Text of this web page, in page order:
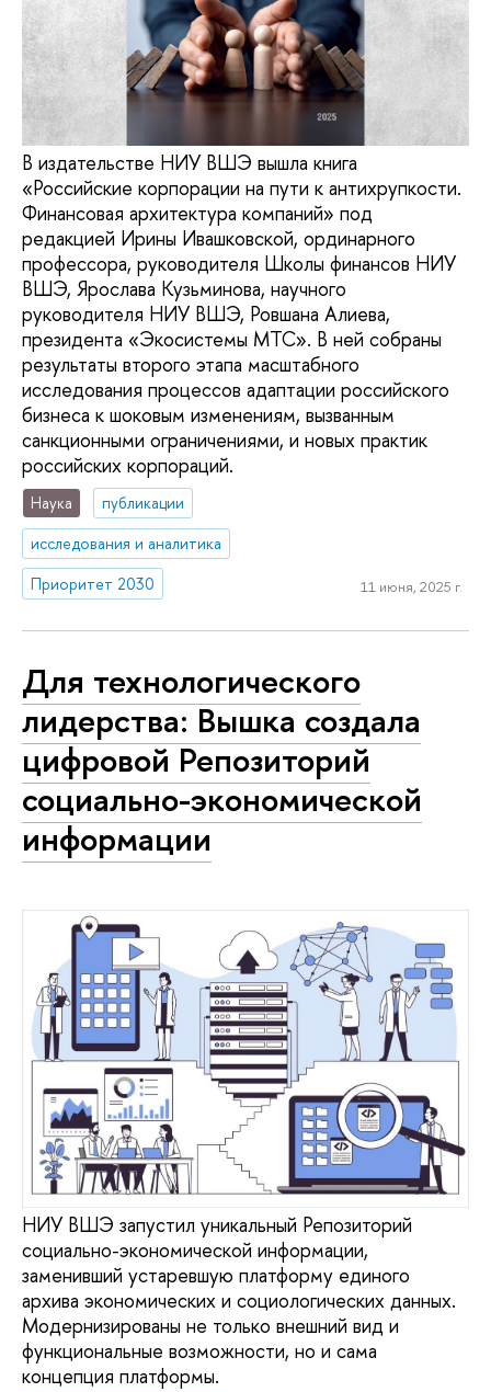
В издательстве НИУ ВШЭ вышла книга
«Российские корпорации на пути к антихрупкости.
Финансовая архитектура компаний» под
редакцией Ирины Ивашковской, ординарного
профессора, руководителя Школы финансов НИУ
ВШЭ, Ярослава Кузьминова, научного
руководителя НИУ ВШЭ, Ровшана Алиева,
президента «Экосистемы МТС». В ней собраны
результаты второго этапа масштабного
исследования процессов адаптации российского
бизнеса к шоковым изменениям, вызванным
санкционными ограничениями, и новых практик
российских корпораций.
Наука
публикации
исследования и аналитика
Приоритет 2030
11 июня, 2025 г.
Для технологического
лидерства: Вышка создала
цифровой Репозиторий
социально-экономической
информации
НИУ ВШЭ запустил уникальный Репозиторий
социально-экономической информации,
заменивший устаревшую платформу единого
архива экономических и социологических данных.
Модернизированы не только внешний вид и
функциональные возможности, но и сама
концепция платформы.